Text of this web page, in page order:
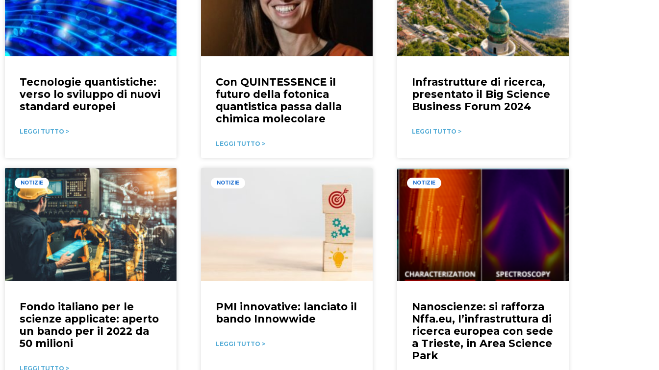
Tecnologie quantistiche:
verso lo sviluppo di nuovi
standard europei
LEGGI TUTTO >
Con QUINTESSENCE il
futuro della fotonica
quantistica passa dalla
chimica molecolare
LEGGI TUTTO >
Infrastrutture di ricerca,
presentato il Big Science
Business Forum 2024
LEGGI TUTTO >
NOTIZIE
Fondo italiano per le
scienze applicate: aperto
un bando per il 2022 da
50 milioni
LEGGI TUTTO >
NOTIZIE
PMI innovative: lanciato il
bando Innowwide
LEGGI TUTTO >
NOTIZIE
Nanoscienze: si rafforza
Nffa.eu, l’infrastruttura di
ricerca europea con sede
a Trieste, in Area Science
Park